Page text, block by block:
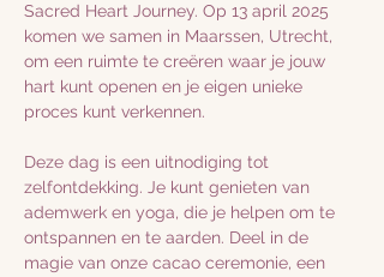
Sacred Heart Journey. Op 13 april 2025
komen we samen in Maarssen, Utrecht,
om een ruimte te creëren waar je jouw
hart kunt openen en je eigen unieke
proces kunt verkennen.
Deze dag is een uitnodiging tot
zelfontdekking. Je kunt genieten van
ademwerk en yoga, die je helpen om te
ontspannen en te aarden. Deel in de
magie van onze cacao ceremonie, een